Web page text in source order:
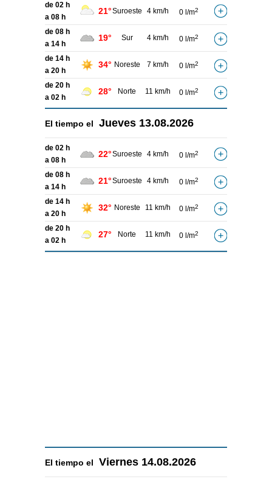
de 02 h
a 08 h
21°Suroeste 4 km/h 0 l/m2
de 08 h
a 14 h
19° Sur 4 km/h 0 l/m2
de 14 h
a 20 h
34° Noreste 7 km/h 0 l/m2
de 20 h
a 02 h
28° Norte 11 km/h 0 l/m2
El tiempo el Jueves 13.08.2026
de 02 h
a 08 h
22°Suroeste 4 km/h 0 l/m2
de 08 h
a 14 h
21°Suroeste 4 km/h 0 l/m2
de 14 h
a 20 h
32° Noreste 11 km/h 0 l/m2
de 20 h
a 02 h
27° Norte 11 km/h 0 l/m2
El tiempo el Viernes 14.08.2026